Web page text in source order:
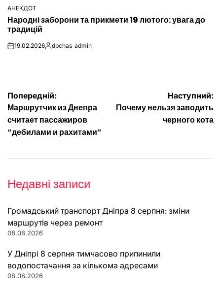
ОПУБЛІКУВАТИ
У
АНЕКДОТ
Народні заборони та прикмети 19 лютого: увага до
традицій
on19.02.2026Опубліковано
dpchas_admin
Навігація
записів
Попередній:
Маршрутчик из Днепра
считает пассажиров
“дебилами и рахитами”
Наступний:
Почему нельзя заводить
черного кота
Недавні записи
Громадський транспорт Дніпра 8 серпня: зміни
маршрутів через ремонт
08.08.2026
У Дніпрі 8 серпня тимчасово припинили
водопостачання за кількома адресами
08.08.2026